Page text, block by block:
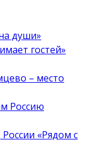
души»
гостей»
– место
Россию
«Рядом с